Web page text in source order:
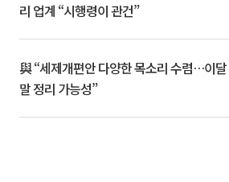
리 업계 “시행령이 관건”
與 “세제개편안 다양한 목소리 수렴…이달
말 정리 가능성”